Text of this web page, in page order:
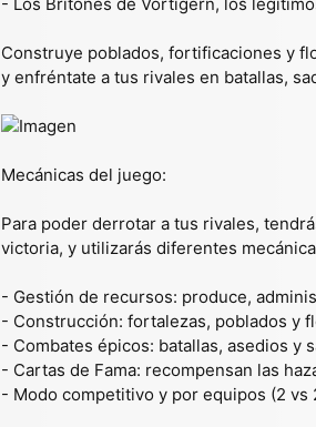
Construye poblados, fortificaciones y
y enfréntate a tus rivales en batallas,
Mecánicas del juego:
Para poder derrotar a tus rivales,
victoria, y utilizarás diferentes
- Gestión de recursos: produce,
- Construcción: fortalezas, poblados y
- Combates épicos: batallas, asedios y
- Cartas de Fama: recompensan las
- Modo competitivo y por equipos (2 vs